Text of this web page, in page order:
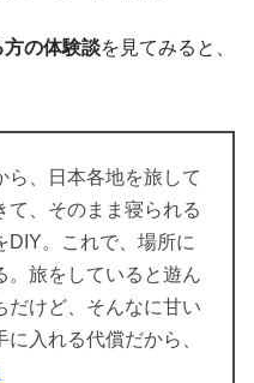
方の体験談を見てみると、
ら、日本各地を旅して
て、そのまま寝られる
DIY。これで、場所に
。旅をしていると遊ん
だけど、そんなに甘い
入れる代償だから、